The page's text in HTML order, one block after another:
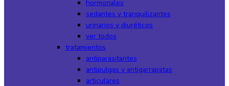
hormonales
sedantes y tranquilizantes
urinarios y diuréticos
ver todos
tratamientos
antiparasitantes
antipulgas y antigarrapatas
articulares